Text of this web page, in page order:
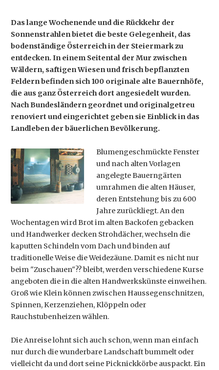
Das lange Wochenende und die Rückkehr der
Sonnenstrahlen bietet die beste Gelegenheit, das
bodenständige Österreich in der Steiermark zu
entdecken. In einem Seitental der Mur zwischen
Wäldern, saftigen Wiesen und frisch bepflanzten
Feldern befinden sich 100 originale alte Bauernhöfe,
die aus ganz Österreich dort angesiedelt wurden.
Nach Bundesländern geordnet und originalgetreu
renoviert und eingerichtet geben sie Einblick in das
Landleben der bäuerlichen Bevölkerung.
Blumengeschmückte Fenster
und nach alten Vorlagen
angelegte Bauerngärten
umrahmen die alten Häuser,
deren Entstehung bis zu 600
Jahre zurückliegt. An den
Wochentagen wird Brot im alten Backofen gebacken
und Handwerker decken Strohdächer, wechseln die
kaputten Schindeln vom Dach und binden auf
traditionelle Weise die Weidezäune. Damit es nicht nur
beim "Zuschauen"?? bleibt, werden verschiedene Kurse
angeboten die in die alten Handwerkskünste einweihen.
Groß wie Klein können zwischen Haussegenschnitzen,
Spinnen, Kerzenziehen, Klöppeln oder
Rauchstubenheizen wählen.
Die Anreise lohnt sich auch schon, wenn man einfach
nur durch die wunderbare Landschaft bummelt oder
vielleicht da und dort seine Picknickkörbe auspackt. Ein